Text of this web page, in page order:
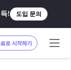
! 도입 문의
로 시작하기